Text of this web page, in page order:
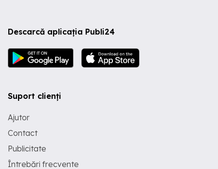
Descarcă aplicația Publi24
Suport clienți
Ajutor
Contact
Publicitate
Întrebări frecvente